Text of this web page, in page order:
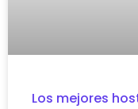
Los mejores